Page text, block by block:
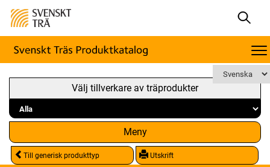
Välj tillverkare av träprodukter
Meny
Till generisk produkttyp Utskrift